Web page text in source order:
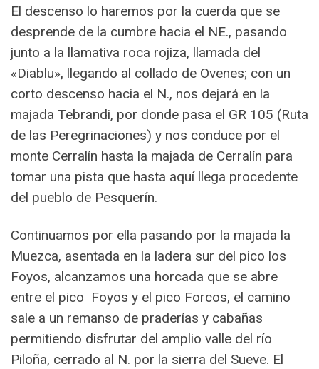
El descenso lo haremos por la cuerda que se
desprende de la cumbre hacia el NE., pasando
junto a la llamativa roca rojiza, llamada del
«Diablu», llegando al collado de Ovenes; con un
corto descenso hacia el N., nos dejará en la
majada Tebrandi, por donde pasa el GR 105 (Ruta
de las Peregrinaciones) y nos conduce por el
monte Cerralín hasta la majada de Cerralín para
tomar una pista que hasta aquí llega procedente
del pueblo de Pesquerín.
Continuamos por ella pasando por la majada la
Muezca, asentada en la ladera sur del pico los
Foyos, alcanzamos una horcada que se abre
entre el pico Foyos y el pico Forcos, el camino
sale a un remanso de praderías y cabañas
permitiendo disfrutar del amplio valle del río
Piloña, cerrado al N. por la sierra del Sueve. El